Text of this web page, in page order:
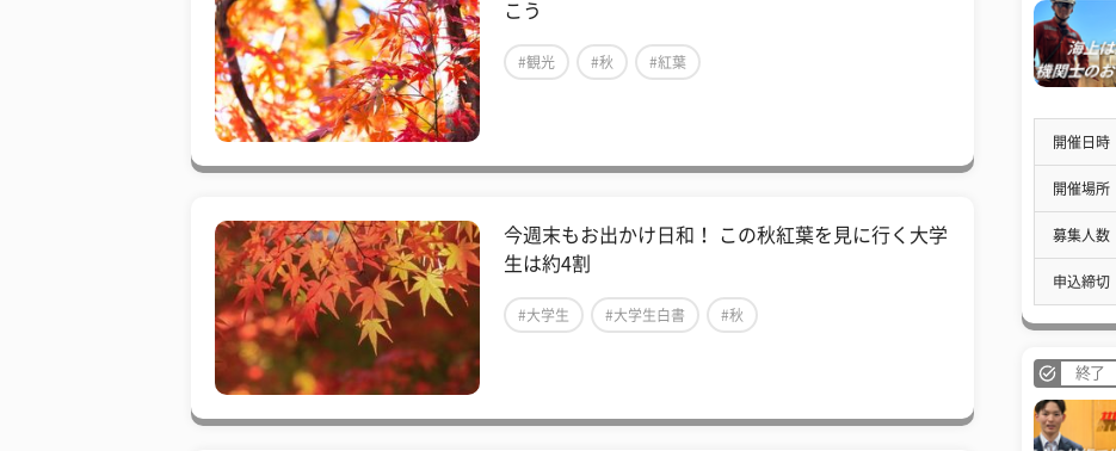
こう
#観光 #秋 #紅葉
今週末もお出かけ日和！ この秋紅葉を見に行く大学
生は約4割
#大学生 #大学生白書 #秋
開催日時
開催場所
募集人数
申込締切
終了